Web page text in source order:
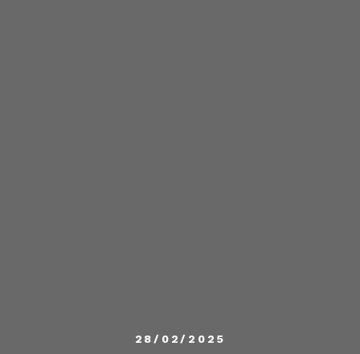
28/02/2025